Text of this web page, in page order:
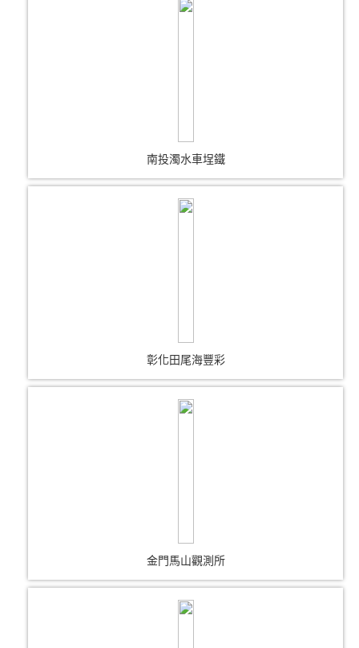
南投濁水車埕鐵
彰化田尾海豐彩
金門馬山觀測所